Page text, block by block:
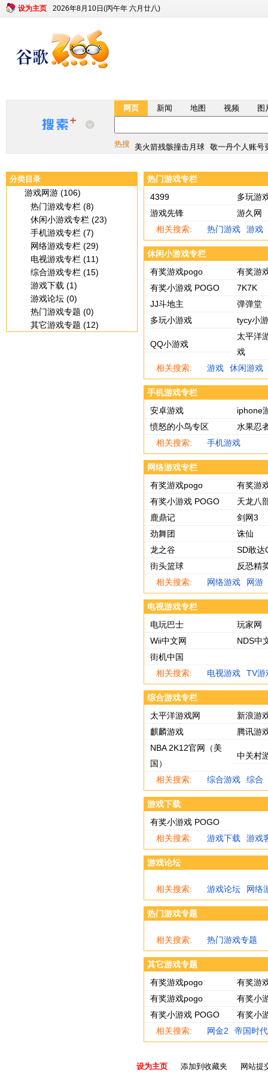
设为主页 2026年8月10日(丙午年 六月廿八)
网页 新闻 地图 视频 图
热搜
美火箭残骸撞击月球 敬一丹个人账号
美火箭残骸撞击月球
热门游戏专栏
4399
多玩游
游戏先锋
游久网
相关搜索:
热门游戏 游戏
休闲小游戏专栏
有奖游戏pogo
有奖游
有奖小游戏 POGO
7K7K
JJ斗地主
弹弹堂
多玩小游戏
tycy小
QQ小游戏
太平洋
戏
相关搜索:
游戏 休闲游戏
手机游戏专栏
安卓游戏
iphone
愤怒的小鸟专区
水果忍
相关搜索:
手机游戏
网络游戏专栏
有奖游戏pogo
有奖游
有奖小游戏 POGO
天龙八
鹿鼎记
剑网3
劲舞团
诛仙
龙之谷
SD敢达
街头篮球
反恐精
相关搜索:
网络游戏 网游
电视游戏专栏
电玩巴士
玩家网
Wii中文网
NDS中
街机中国
相关搜索:
电视游戏 TV游
综合游戏专栏
太平洋游戏网
新浪游
麒麟游戏
腾讯游
NBA 2K12官网（美
国）
中关村
相关搜索: 综合游戏 综合
游戏下载
有奖小游戏 POGO
相关搜索:
游戏下载 游戏
游戏论坛
相关搜索: 游戏论坛 网络
热门游戏专题
相关搜索: 热门游戏专题
其它游戏专题
有奖游戏pogo
有奖游
有奖游戏pogo
有奖小
有奖小游戏 POGO
有奖小
相关搜索:
网金2 帝国时代
分类目录
游戏网游 (106)
热门游戏专栏 (8)
休闲小游戏专栏 (23)
手机游戏专栏 (7)
网络游戏专栏 (29)
电视游戏专栏 (11)
综合游戏专栏 (15)
游戏下载 (1)
游戏论坛 (0)
热门游戏专题 (0)
其它游戏专题 (12)
设为主页 添加到收藏夹 网站提